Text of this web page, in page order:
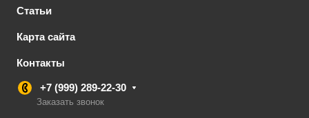
Статьи
Карта сайта
Контакты
+7 (999) 289-22-30
Заказать звонок